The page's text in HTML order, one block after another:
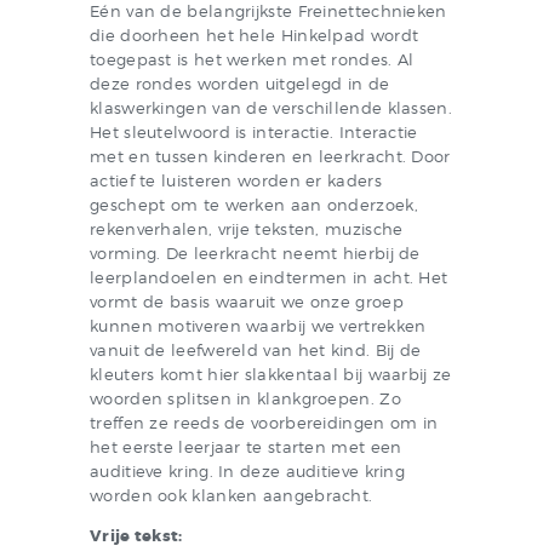
Eén van de belangrijkste Freinettechnieken
die doorheen het hele Hinkelpad wordt
toegepast is het werken met rondes. Al
deze rondes worden uitgelegd in de
klaswerkingen van de verschillende klassen.
Het sleutelwoord is interactie. Interactie
met en tussen kinderen en leerkracht. Door
actief te luisteren worden er kaders
geschept om te werken aan onderzoek,
rekenverhalen, vrije teksten, muzische
vorming. De leerkracht neemt hierbij de
leerplandoelen en eindtermen in acht. Het
vormt de basis waaruit we onze groep
kunnen motiveren waarbij we vertrekken
vanuit de leefwereld van het kind. Bij de
kleuters komt hier slakkentaal bij waarbij ze
woorden splitsen in klankgroepen. Zo
treffen ze reeds de voorbereidingen om in
het eerste leerjaar te starten met een
auditieve kring. In deze auditieve kring
worden ook klanken aangebracht.
Vrije tekst: